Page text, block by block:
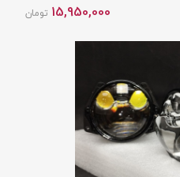
15,950,000 تومان